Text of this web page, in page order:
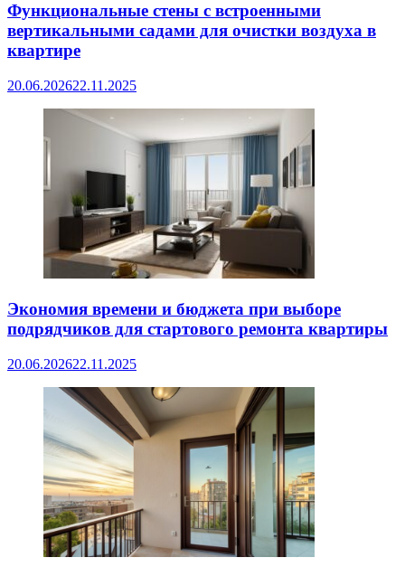
Функциональные стены с встроенными
вертикальными садами для очистки воздуха в
квартире
20.06.202622.11.2025
Экономия времени и бюджета при выборе
подрядчиков для стартового ремонта квартиры
20.06.202622.11.2025